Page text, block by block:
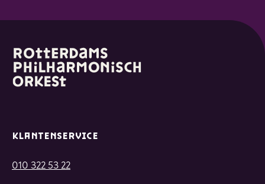
KLANTENSERVICE
010 322 53 22